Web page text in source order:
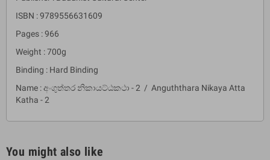
ISBN : 9789556631609
Pages : 966
Weight : 700g
Binding : Hard Binding
Name : අංගුත්තර නිකායට්ඨකථා - 2 / Anguththara Nikaya Atta
Katha - 2
You might also like